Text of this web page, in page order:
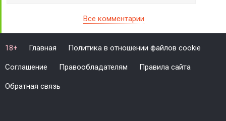
Все комментарии
18+ Главная Политика в отношении файлов cookie
Соглашение Правообладателям Правила сайта
Обратная связь